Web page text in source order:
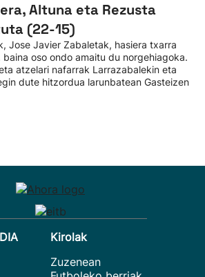
Altuna eta Rezusta
(22-15)
Jose Javier Zabaletak, hasiera txarra
oso ondo amaitu du norgehiagoka.
atzelari nafarrak Larrazabalekin eta
dute hitzordua larunbatean Gasteizen
Kirolak
Zuzenean